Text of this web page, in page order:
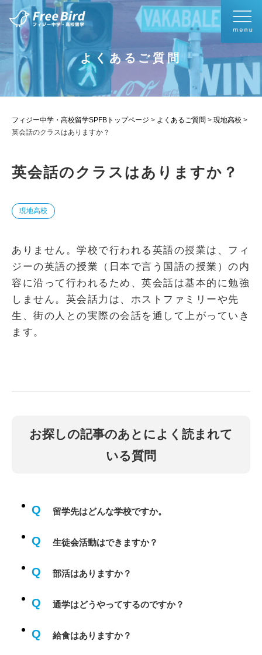
よくあるご質問
フィジー中学・高校留学SPFBトップページ > よくあるご質問 > 現地高校 >
英会話のクラスはありますか？
英会話のクラスはありますか？
現地高校
ありません。学校で行われる英語の授業は、フィ
ジーの英語の授業（日本で言う国語の授業）の内
容に沿って行われるため、英会話は基本的に勉強
しません。英会話力は、ホストファミリーや先
生、街の人との実際の会話を通して上がっていき
ます。
お探しの記事のあとによく読まれて
いる質問
Q 留学先はどんな学校ですか。
Q 生徒会活動はできますか？
Q 部活はありますか？
Q 通学はどうやってするのですか？
Q 給食はありますか？